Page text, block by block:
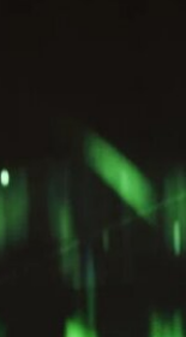
尼斯双年展新
划了达卡艺术
11月在多哈举
任柏林世界文
项目委员会成
艺术博物馆与
题为“灰烬与
Ashes and